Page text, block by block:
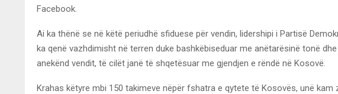
Facebook.
Ai ka thënë se në këtë periudhë sfiduese për vendin, lidershipi i Partisë
ka qenë vazhdimisht në terren duke bashkëbiseduar me anëtarësinë tonë
anekënd vendit, të cilët janë të shqetësuar me gjendjen e rëndë në Kosovë.
Krahas këtyre mbi 150 takimeve nëpër fshatra e qytete të Kosovës, unë kam